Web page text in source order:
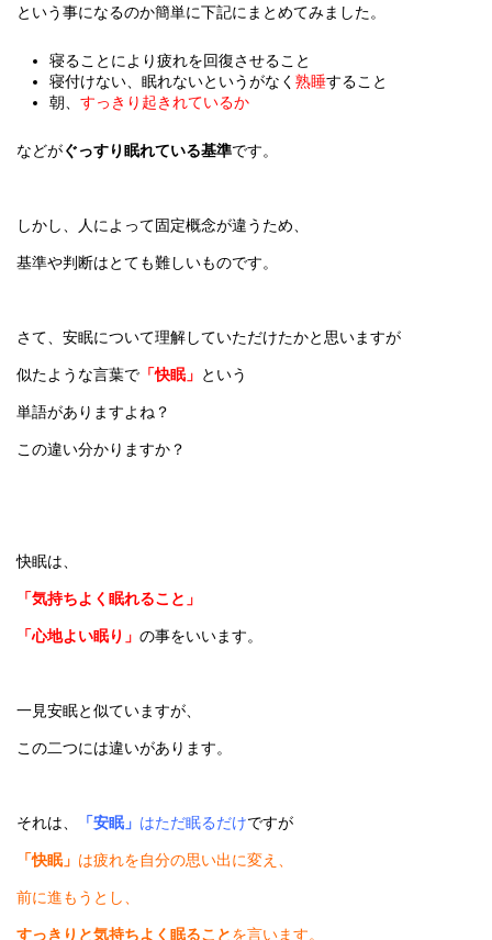
という事になるのか簡単に下記にまとめてみました。
寝ることにより疲れを回復させること
寝付けない、眠れないというがなく 熟睡すること
朝、 すっきり起きれているか
などがぐっすり眠れている基準です。
しかし、人によって固定概念が違うため、
基準や判断はとても難しいものです。
さて、安眠について理解していただけたかと思いますが
似たような言葉で 「快眠」 という
単語がありますよね？
この違い分かりますか？
快眠は、
「気持ちよく眠れること」
「心地よい眠り」 の事をいいます。
一見安眠と似ていますが、
この二つには違いがあります。
それは、 「安眠」 はただ眠るだけですが
「快眠」 は疲れを自分の思い出に変え、
前に進もうとし、
すっきりと気持ちよく眠ることを言います。